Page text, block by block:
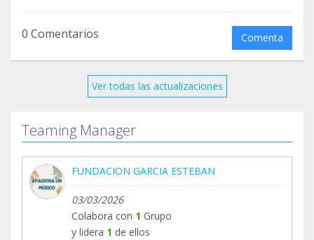
0 Comentarios Comenta
Ver todas las actualizaciones
Teaming Manager
FUNDACION GARCIA ESTEBAN
03/03/2026
Colabora con 1 Grupo
y lidera 1 de ellos